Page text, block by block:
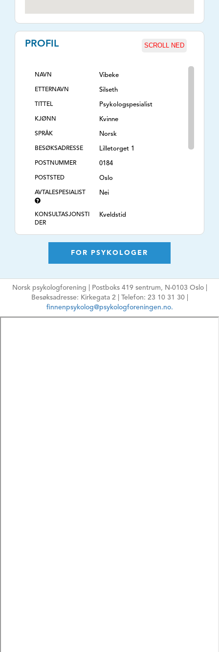
PROFIL SCROLL NED
NAVN Vibeke
ETTERNAVN Silseth
TITTEL Psykologspesialist
KJØNN Kvinne
SPRÅK Norsk
BESØKSADRESSE Lilletorget 1
POSTNUMMER 0184
POSTSTED Oslo
AVTALESPESIALIST Nei
KONSULTASJONSTI
DER
Kveldstid
TLF. NR. 92659899
https://Klinikkpartum.no
E-POSTADRESSE
Ikke oppgi sensitiv
informasjon
HPR-NUMMER 8651612
MÅLGRUPPE
Barn, Voksne, Par,
FOR PSYKOLOGER
Norsk psykologforening | Postboks 419 sentrum, N-0103 Oslo |
Besøksadresse: Kirkegata 2 | Telefon: 23 10 31 30 |
finnenpsykolog@psykologforeningen.no.